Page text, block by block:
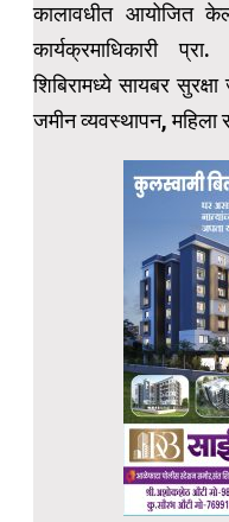
कालावधीत आयोजित
कार्यक्रमाधिकारी
शिबिरामध्ये सायबर
जमीन व्यवस्थापन, महिला